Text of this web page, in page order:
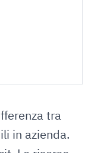
tra
in azienda.